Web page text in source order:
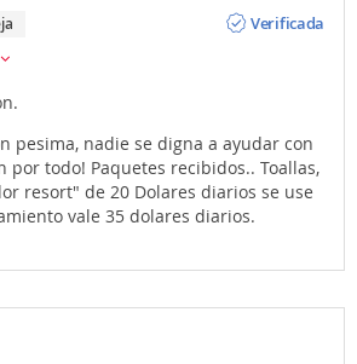
Verificada
pesima, nadie se digna a ayudar con
por todo! Paquetes recibidos.. Toallas,
resort" de 20 Dolares diarios se use
vale 35 dolares diarios.